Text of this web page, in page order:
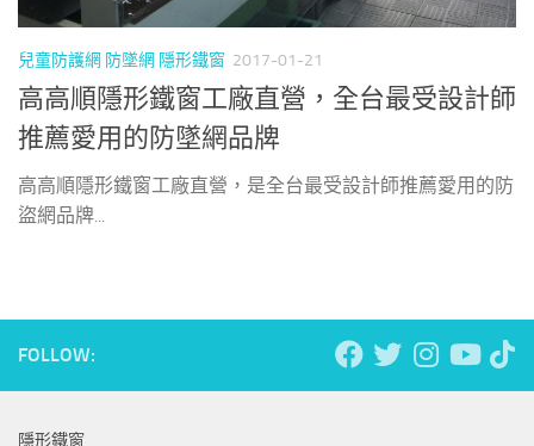
兒童防護網 防墜網 隱形鐵窗 2017-01-21
高高順隱形鐵窗工廠直營，全台最受設計師
推薦愛用的防墜網品牌
高高順隱形鐵窗工廠直營，是全台最受設計師推薦愛用的防
盜網品牌...
FOLLOW:
隱形鐵窗